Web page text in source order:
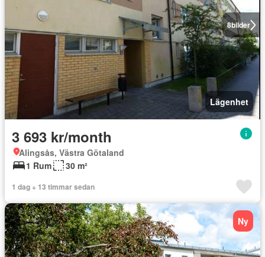
8bilder
Lägenhet
3 693 kr/month
Alingsås, Västra Götaland
1 Rum
30 m²
1 dag + 13 timmar sedan
Ny